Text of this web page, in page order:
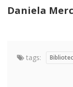
Daniela
tags: